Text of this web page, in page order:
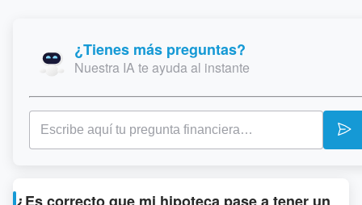
¿Tienes más preguntas?
Nuestra IA te ayuda al instante